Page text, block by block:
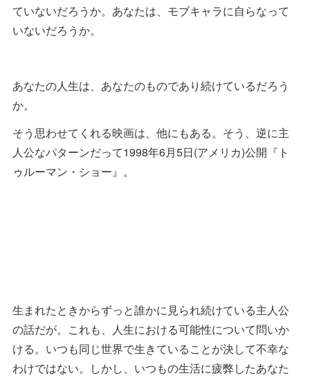
ていないだろうか。あなたは、モブキャラに自らなって
いないだろうか。
あなたの人生は、あなたのものであり続けているだろう
か。
そう思わせてくれる映画は、他にもある。そう、逆に主
人公なパターンだって1998年6月5日(アメリカ)公開『ト
ゥルーマン・ショー』。
生まれたときからずっと誰かに見られ続けている主人公
の話だが。これも、人生における可能性について問いか
ける。いつも同じ世界で生きていることが決して不幸な
わけではない。しかし、いつもの生活に疲弊したあなた